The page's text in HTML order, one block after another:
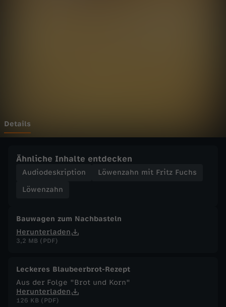
F
i
z
F
u
c
Details
Ähnliche Inhalte entdecken
Audiodeskription
Löwenzahn mit Fritz Fuchs
Löwenzahn
Bauwagen zum Nachbasteln
Herunterladen
3,2 MB (PDF)
Leckeres Blaubeerbrot-Rezept
Aus der Folge "Brot und Korn"
Herunterladen
126 KB (PDF)